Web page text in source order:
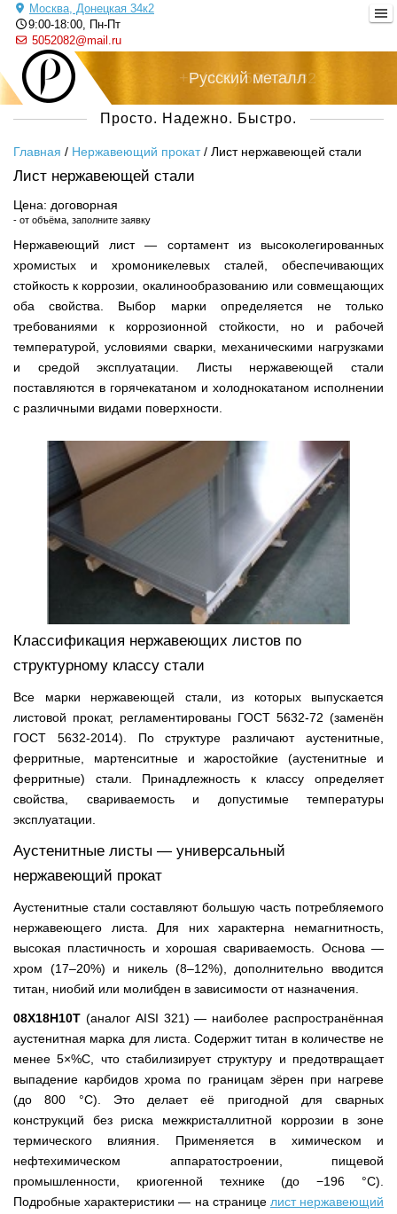
Москва, Донецкая 34к2
9:00-18:00, Пн-Пт
5052082@mail.ru
Русский металл
+7 (495) 505-20-82
Просто. Надежно. Быстро.
Главная / Нержавеющий прокат/ Лист нержавеющей стали
Лист нержавеющей стали
Цена: договорная
- от объёма, заполните заявку
Нержавеющий лист — сортамент из высоколегированных
хромистых и хромоникелевых сталей, обеспечивающих
стойкость к коррозии, окалинообразованию или совмещающих
оба свойства. Выбор марки определяется не только
требованиями к коррозионной стойкости, но и рабочей
температурой, условиями сварки, механическими нагрузками
и средой эксплуатации. Листы нержавеющей стали
поставляются в горячекатаном и холоднокатаном исполнении
с различными видами поверхности.
Классификация нержавеющих листов по
структурному классу стали
Все марки нержавеющей стали, из которых выпускается
листовой прокат, регламентированы ГОСТ 5632-72 (заменён
ГОСТ 5632-2014). По структуре различают аустенитные,
ферритные, мартенситные и жаростойкие (аустенитные и
ферритные) стали. Принадлежность к классу определяет
свойства, свариваемость и допустимые температуры
эксплуатации.
Аустенитные листы — универсальный
нержавеющий прокат
Аустенитные стали составляют большую часть потребляемого
нержавеющего листа. Для них характерна немагнитность,
высокая пластичность и хорошая свариваемость. Основа —
хром (17–20%) и никель (8–12%), дополнительно вводится
титан, ниобий или молибден в зависимости от назначения.
08Х18Н10Т (аналог AISI 321) — наиболее распространённая
аустенитная марка для листа. Содержит титан в количестве не
менее 5×%C, что стабилизирует структуру и предотвращает
выпадение карбидов хрома по границам зёрен при нагреве
(до 800 °С). Это делает её пригодной для сварных
конструкций без риска межкристаллитной коррозии в зоне
термического влияния. Применяется в химическом и
нефтехимическом аппаратостроении, пищевой
промышленности, криогенной технике (до −196 °С).
Подробные характеристики — на странице лист нержавеющий